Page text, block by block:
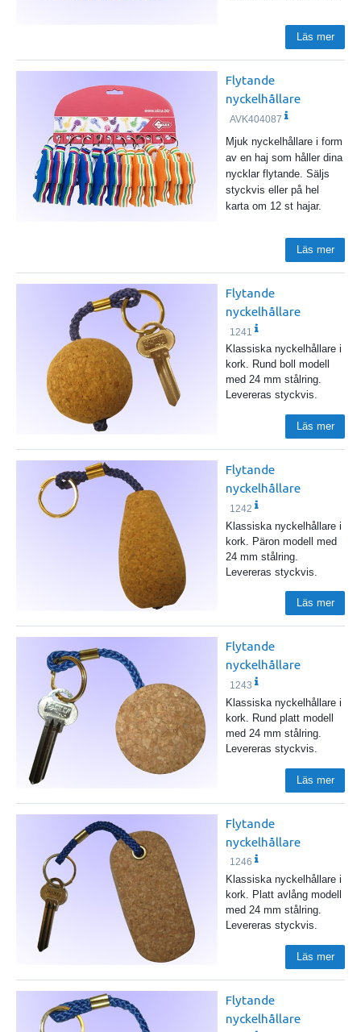
Läs mer
Flytande
nyckelhållare
AVK404087
Mjuk nyckelhållare i form
av en haj som håller dina
nycklar flytande. Säljs
styckvis eller på hel
karta om 12 st hajar.
Läs mer
Flytande
nyckelhållare
1241
Klassiska nyckelhållare i
kork. Rund boll modell
med 24 mm stålring.
Levereras styckvis.
Läs mer
Flytande
nyckelhållare
1242
Klassiska nyckelhållare i
kork. Päron modell med
24 mm stålring.
Levereras styckvis.
Läs mer
Flytande
nyckelhållare
1243
Klassiska nyckelhållare i
kork. Rund platt modell
med 24 mm stålring.
Levereras styckvis.
Läs mer
Flytande
nyckelhållare
1246
Klassiska nyckelhållare i
kork. Platt avlång modell
med 24 mm stålring.
Levereras styckvis.
Läs mer
Flytande
nyckelhållare